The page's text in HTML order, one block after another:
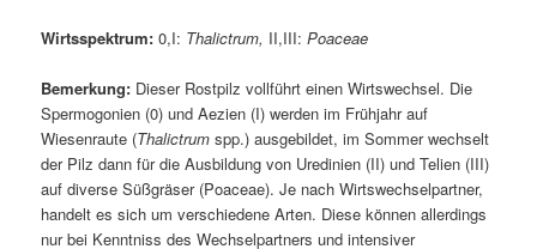
Wirtsspektrum:0,I: Thalictrum, II,III: Poaceae
Bemerkung: Dieser Rostpilz vollführt einen Wirtswechsel. Die
Spermogonien (0) und Aezien (I) werden im Frühjahr auf
Wiesenraute (Thalictrum spp.) ausgebildet, im Sommer wechselt
der Pilz dann für die Ausbildung von Uredinien (II) und Telien (III)
auf diverse Süßgräser (Poaceae). Je nach Wirtswechselpartner,
handelt es sich um verschiedene Arten. Diese können allerdings
nur bei Kenntniss des Wechselpartners und intensiver